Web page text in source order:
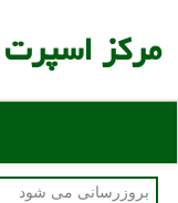
مركز اسپرت
بروزرسانی می شود